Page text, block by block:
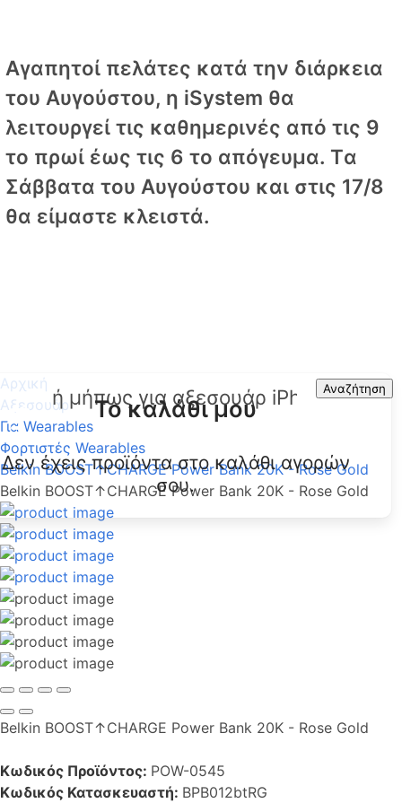
Αγαπητοί πελάτες κατά την διάρκεια
του Αυγούστου, η iSystem θα
λειτουργεί τις καθημερινές από τις 9
το πρωί έως τις 6 το απόγευμα. Tα
Σάββατα του Αυγούστου και στις 17/8
θα είμαστε κλειστά.
Αναζήτηση
Το καλάθι μου
Δεν έχεις προϊόντα στο καλάθι αγορών
σου.
Αρχική
Αξεσουάρ
Για Wearables
Φορτιστές Wearables
Belkin BOOST↑CHARGE Power Bank 20K - Rose Gold
Belkin BOOST↑CHARGE Power Bank 20K - Rose Gold
Belkin BOOST↑CHARGE Power Bank 20K - Rose Gold
Κωδικός Προϊόντος: POW-0545
Κωδικός Κατασκευαστή: BPB012btRG